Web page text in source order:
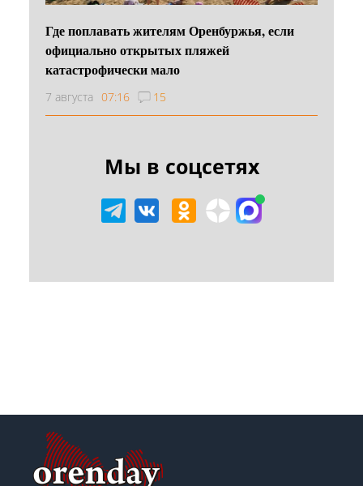
Где поплавать жителям Оренбуржья, если
официально открытых пляжей
катастрофически мало
7 августа 07:16 15
Мы в соцсетях